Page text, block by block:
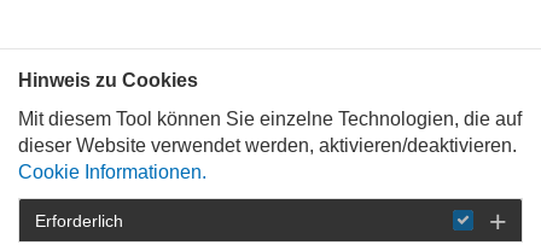
STARTSEITE DETAIL
Hinweis zu Cookies
Mit diesem Tool können Sie einzelne Technologien, die auf
dieser Website verwendet werden, aktivieren/deaktivieren.
Cookie Informationen.
Erforderlich